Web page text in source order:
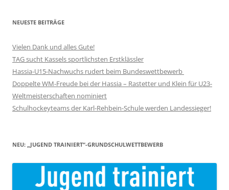
NEUESTE BEITRÄGE
Vielen Dank und alles Gute!
TAG sucht Kassels sportlichsten Erstklässler
Hassia-U15-Nachwuchs rudert beim Bundeswettbewerb
Doppelte WM-Freude bei der Hassia – Rastetter und Klein für U23-
Weltmeisterschaften nominiert
Schulhockeyteams der Karl-Rehbein-Schule werden Landessieger!
NEU: „JUGEND TRAINIERT“-GRUNDSCHULWETTBEWERB